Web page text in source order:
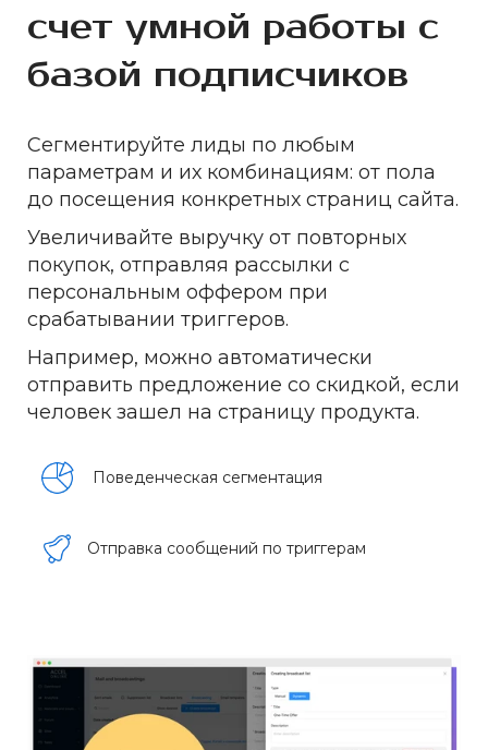
счет умной работы с
базой подписчиков
Сегментируйте лиды по любым
параметрам и их комбинациям: от пола
до посещения конкретных страниц сайта.
Увеличивайте выручку от повторных
покупок, отправляя рассылки с
персональным оффером при
срабатывании триггеров.
Например, можно автоматически
отправить предложение со скидкой, если
человек зашел на страницу продукта.
Поведенческая сегментация
Отправка сообщений по триггерам